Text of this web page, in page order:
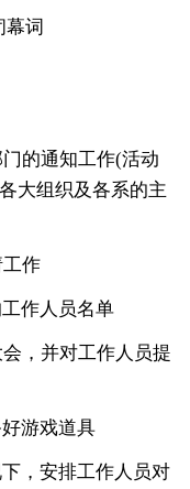
词
的通知工作(活动
大组织及各系的主
作
作人员名单
，并对工作人员提
游戏道具
，安排工作人员对